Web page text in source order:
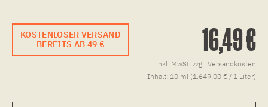
KOSTENLOSER VERSAND
BEREITS AB 49 €
16,49 €
inkl. MwSt. zzgl. Versandkosten
Inhalt: 10 ml (1.649,00 € / 1 Liter)